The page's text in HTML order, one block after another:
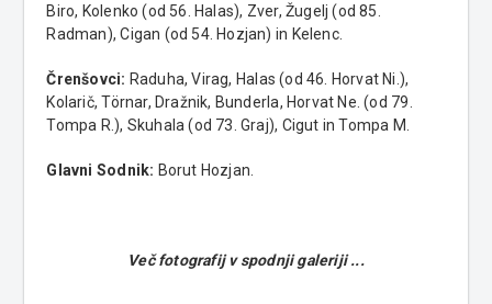
Biro, Kolenko (od 56. Halas), Zver, Žugelj (od 85.
Radman), Cigan (od 54. Hozjan) in Kelenc.
Črenšovci: Raduha, Virag, Halas (od 46. Horvat Ni.),
Kolarič, Törnar, Dražnik, Bunderla, Horvat Ne. (od 79.
Tompa R.), Skuhala (od 73. Graj), Cigut in Tompa M.
Glavni Sodnik: Borut Hozjan.
Več fotografij v spodnji galeriji ...